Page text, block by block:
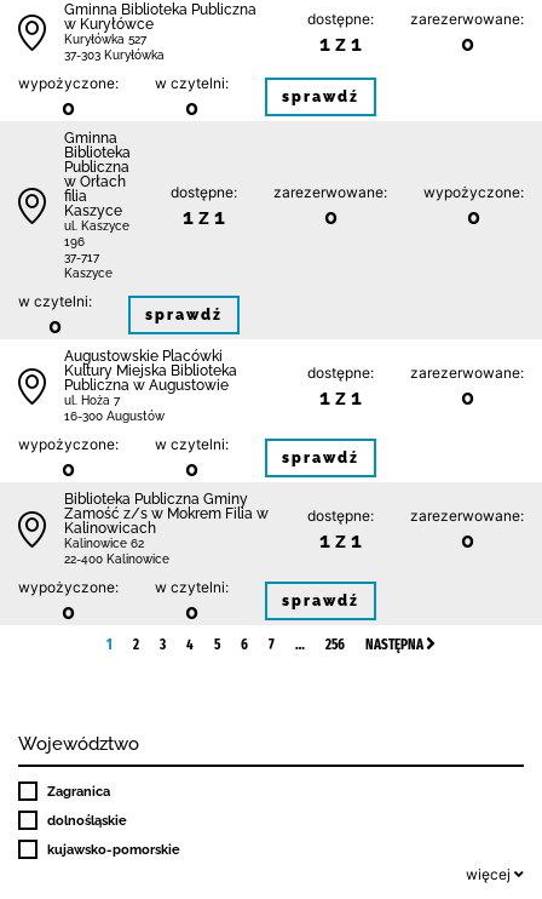
Gminna Biblioteka Publiczna
w Kuryłówce
Kuryłówka 527
37-303 Kuryłówka
dostępne:
1 z 1
zarezerwowane:
0
wypożyczone:
0
w czytelni:
0 sprawdź
Gminna
Biblioteka
Publiczna
w Orłach
filia
Kaszyce
ul. Kaszyce
196
37-717
Kaszyce
dostępne:
1 z 1
zarezerwowane:
0
wypożyczone:
0
w czytelni:
0 sprawdź
Augustowskie Placówki
Kultury Miejska Biblioteka
Publiczna w Augustowie
ul. Hoża 7
16-300 Augustów
dostępne:
1 z 1
zarezerwowane:
0
wypożyczone:
0
w czytelni:
0 sprawdź
Biblio­teka Publiczna Gminy
Zamość z/s w Mokrem Filia w
Kalinowicach
Kalinowice 62
22-400 Kalinowice
dostępne:
1 z 1
zarezerwowane:
0
wypożyczone:
0
w czytelni:
0 sprawdź
1 2 3 4 5 6 7 … 256 NASTĘPNA
Województwo
Zagranica
dolnośląskie
kujawsko-pomorskie
więcej